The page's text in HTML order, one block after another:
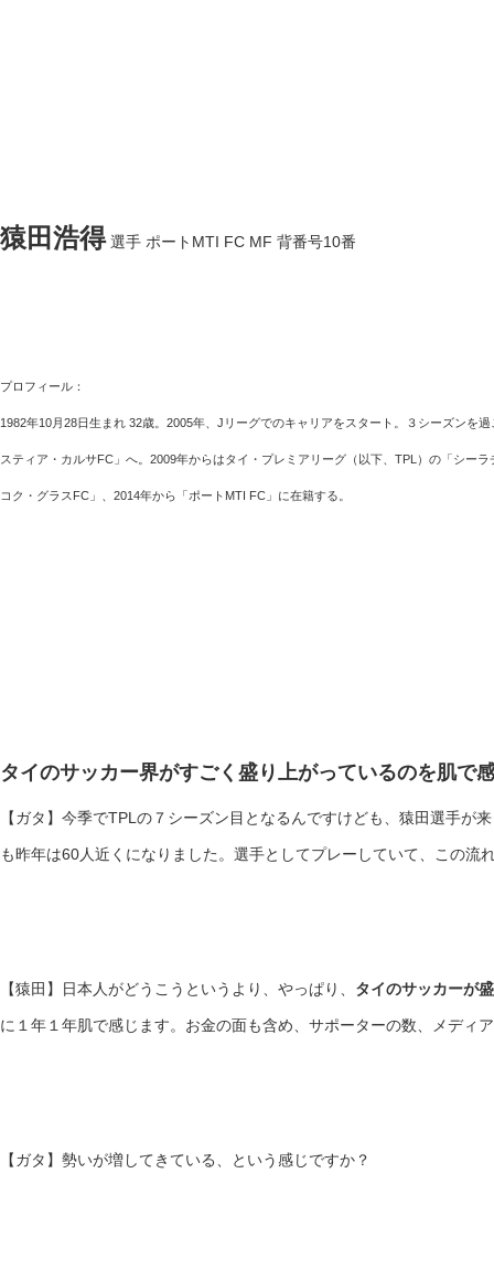
猿田浩得選手 ポートMTI FC MF 背番号10番
プロフィール：
1982年10月28日生まれ 32歳。2005年、Jリーグでのキャリアをスタート。３シーズンを
スティア・カルサFC」へ。2009年からはタイ・プレミアリーグ（以下、TPL）の「シー
コク・グラスFC」、2014年から「ポートMTI FC」に在籍する。
タイのサッカー界がすごく盛り上がっているのを肌で
【ガタ】今季でTPLの７シーズン目となるんですけども、猿田選手が
も昨年は60人近くになりました。選手としてプレーしていて、この流
【猿田】日本人がどうこうというより、やっぱり、 タイのサッカーが
に１年１年肌で感じます。お金の面も含め、サポーターの数、メディ
【ガタ】勢いが増してきている、という感じですか？